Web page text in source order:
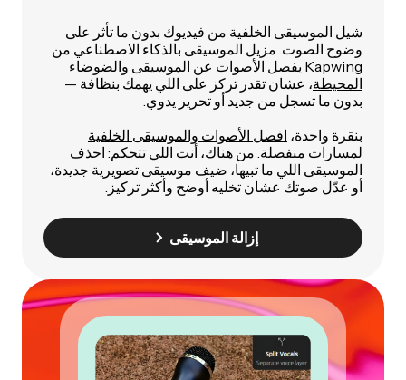
شيل الموسيقى الخلفية من فيديوك بدون ما تأثر على
وضوح الصوت. مزيل الموسيقى بالذكاء الاصطناعي من
Kapwing يفصل الأصوات عن الموسيقى و
الضوضاء
المحيطة، عشان تقدر تركز على اللي يهمك بنظافة —
بدون ما تسجل من جديد أو تحرير يدوي.
بنقرة واحدة، افصل الأصوات والموسيقى الخلفية
لمسارات منفصلة. من هناك، أنت اللي تتحكم: احذف
الموسيقى اللي ما تبيها، ضيف موسيقى تصويرية جديدة،
أو عدّل صوتك عشان تخليه أوضح وأكثر تركيز.
إزالة الموسيقى